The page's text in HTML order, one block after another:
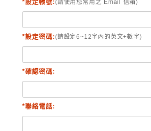
*設定帳號:(請使用您常用之 Email 信箱)
*設定密碼:(請設定6~12字內的英文+數字)
*確認密碼:
*聯絡電話: